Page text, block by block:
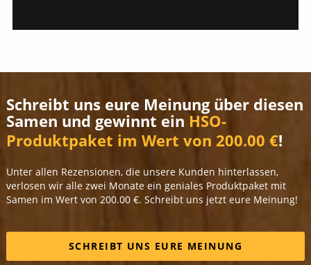
Schreibt uns eure Meinung über diesen
Samen und gewinnt ein HSO-
Produktpaket im Wert von 200.00 €!
Unter allen Rezensionen, die unsere Kunden hinterlassen,
verlosen wir alle zwei Monate ein geniales Produktpaket mit
Samen im Wert von 200.00 €. Schreibt uns jetzt eure Meinung!
SCHREIBT UNS EURE MEINUNG